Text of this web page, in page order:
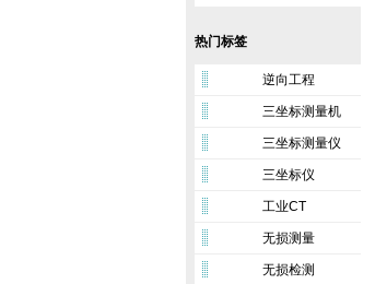
热门标签
逆向工程
三坐标测量机
三坐标测量仪
三坐标仪
工业CT
无损测量
无损检测